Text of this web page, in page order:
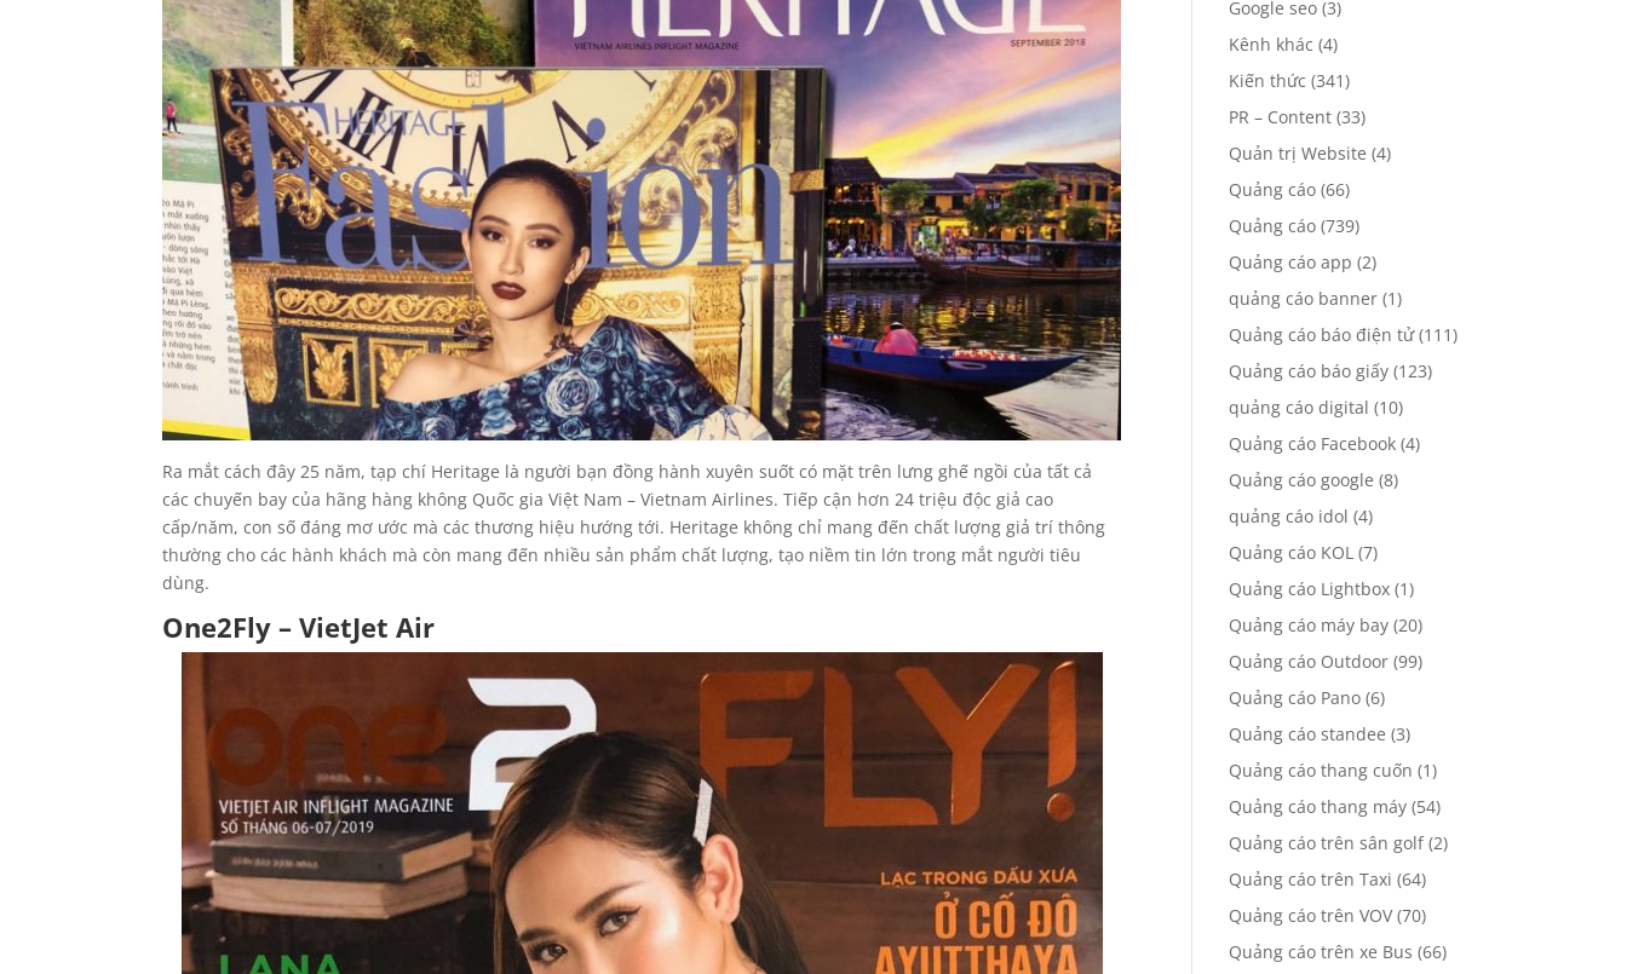
Ra mắt cách đây 25 năm, tạp chí Heritage là người bạn đồng hành xuyên suốt có mặt trên lưng ghế ngồi của tất cả
các chuyến bay của hãng hàng không Quốc gia Việt Nam – Vietnam Airlines. Tiếp cận hơn 24 triệu độc giả cao
cấp/năm, con số đáng mơ ước mà các thương hiệu hướng tới. Heritage không chỉ mang đến chất lượng giả trí thông
thường cho các hành khách mà còn mang đến nhiều sản phẩm chất lượng, tạo niềm tin lớn trong mắt người tiêu
dùng.
One2Fly – VietJet Air
Google seo (3)
Kênh khác (4)
Kiến thức (341)
PR – Content (33)
Quản trị Website (4)
Quảng cáo (66)
Quảng cáo (739)
Quảng cáo app (2)
quảng cáo banner (1)
Quảng cáo báo điện tử(111)
Quảng cáo báo giấy (123)
quảng cáo digital (10)
Quảng cáo Facebook (4)
Quảng cáo google (8)
quảng cáo idol (4)
Quảng cáo KOL (7)
Quảng cáo Lightbox (1)
Quảng cáo máy bay (20)
Quảng cáo Outdoor (99)
Quảng cáo Pano (6)
Quảng cáo standee (3)
Quảng cáo thang cuốn (1)
Quảng cáo thang máy (54)
Quảng cáo trên sân golf(2)
Quảng cáo trên Taxi (64)
Quảng cáo trên VOV(70)
Quảng cáo trên xe Bus (66)